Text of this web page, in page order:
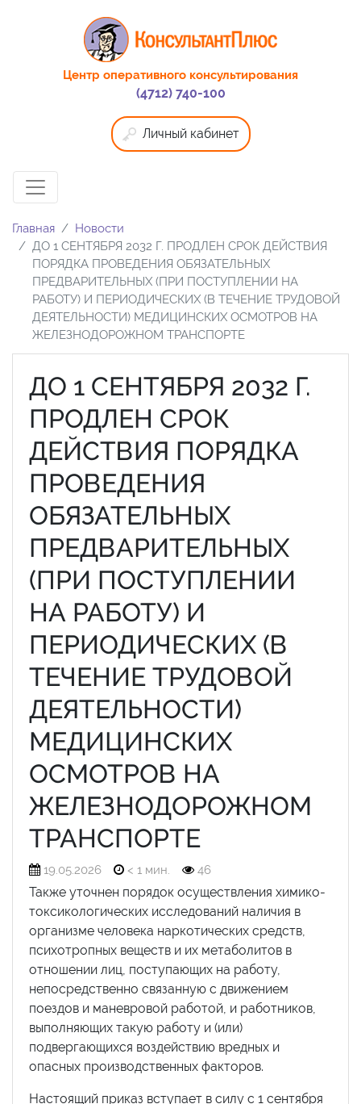
Центр оперативного консультирования
(4712) 740-100
Личный кабинет
Главная
Новости
ДО 1 СЕНТЯБРЯ 2032 Г. ПРОДЛЕН СРОК ДЕЙСТВИЯ
ПОРЯДКА ПРОВЕДЕНИЯ ОБЯЗАТЕЛЬНЫХ
ПРЕДВАРИТЕЛЬНЫХ (ПРИ ПОСТУПЛЕНИИ НА
РАБОТУ) И ПЕРИОДИЧЕСКИХ (В ТЕЧЕНИЕ ТРУДОВОЙ
ДЕЯТЕЛЬНОСТИ) МЕДИЦИНСКИХ ОСМОТРОВ НА
ЖЕЛЕЗНОДОРОЖНОМ ТРАНСПОРТЕ
ДО 1 СЕНТЯБРЯ 2032 Г.
ПРОДЛЕН СРОК
ДЕЙСТВИЯ ПОРЯДКА
ПРОВЕДЕНИЯ
ОБЯЗАТЕЛЬНЫХ
ПРЕДВАРИТЕЛЬНЫХ
(ПРИ ПОСТУПЛЕНИИ
НА РАБОТУ) И
ПЕРИОДИЧЕСКИХ (В
ТЕЧЕНИЕ ТРУДОВОЙ
ДЕЯТЕЛЬНОСТИ)
МЕДИЦИНСКИХ
ОСМОТРОВ НА
ЖЕЛЕЗНОДОРОЖНОМ
ТРАНСПОРТЕ
19.05.2026 < 1 мин. 46
Также уточнен порядок осуществления химико-
токсикологических исследований наличия в
организме человека наркотических средств,
психотропных веществ и их метаболитов в
отношении лиц, поступающих на работу,
непосредственно связанную с движением
поездов и маневровой работой, и работников,
выполняющих такую работу и (или)
подвергающихся воздействию вредных и
опасных производственных факторов.
Настоящий приказ вступает в силу с 1 сентября